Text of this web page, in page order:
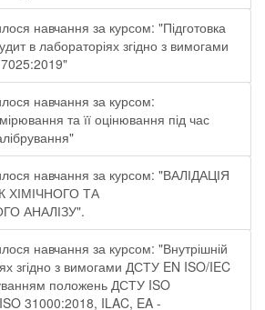
навчання за курсом: "Підготовка
в лабораторіях згідно з вимогами
навчання за курсом:
та її оцінювання під час
навчання за курсом: "ВАЛІДАЦІЯ
ХІМІЧНОГО ТА
АНАЛІЗУ".
навчання за курсом: "Внутрішній
згідно з вимогами ДСТУ EN ISO/IEC
положень ДСТУ ISO
31000:2018, ILAC, EA -